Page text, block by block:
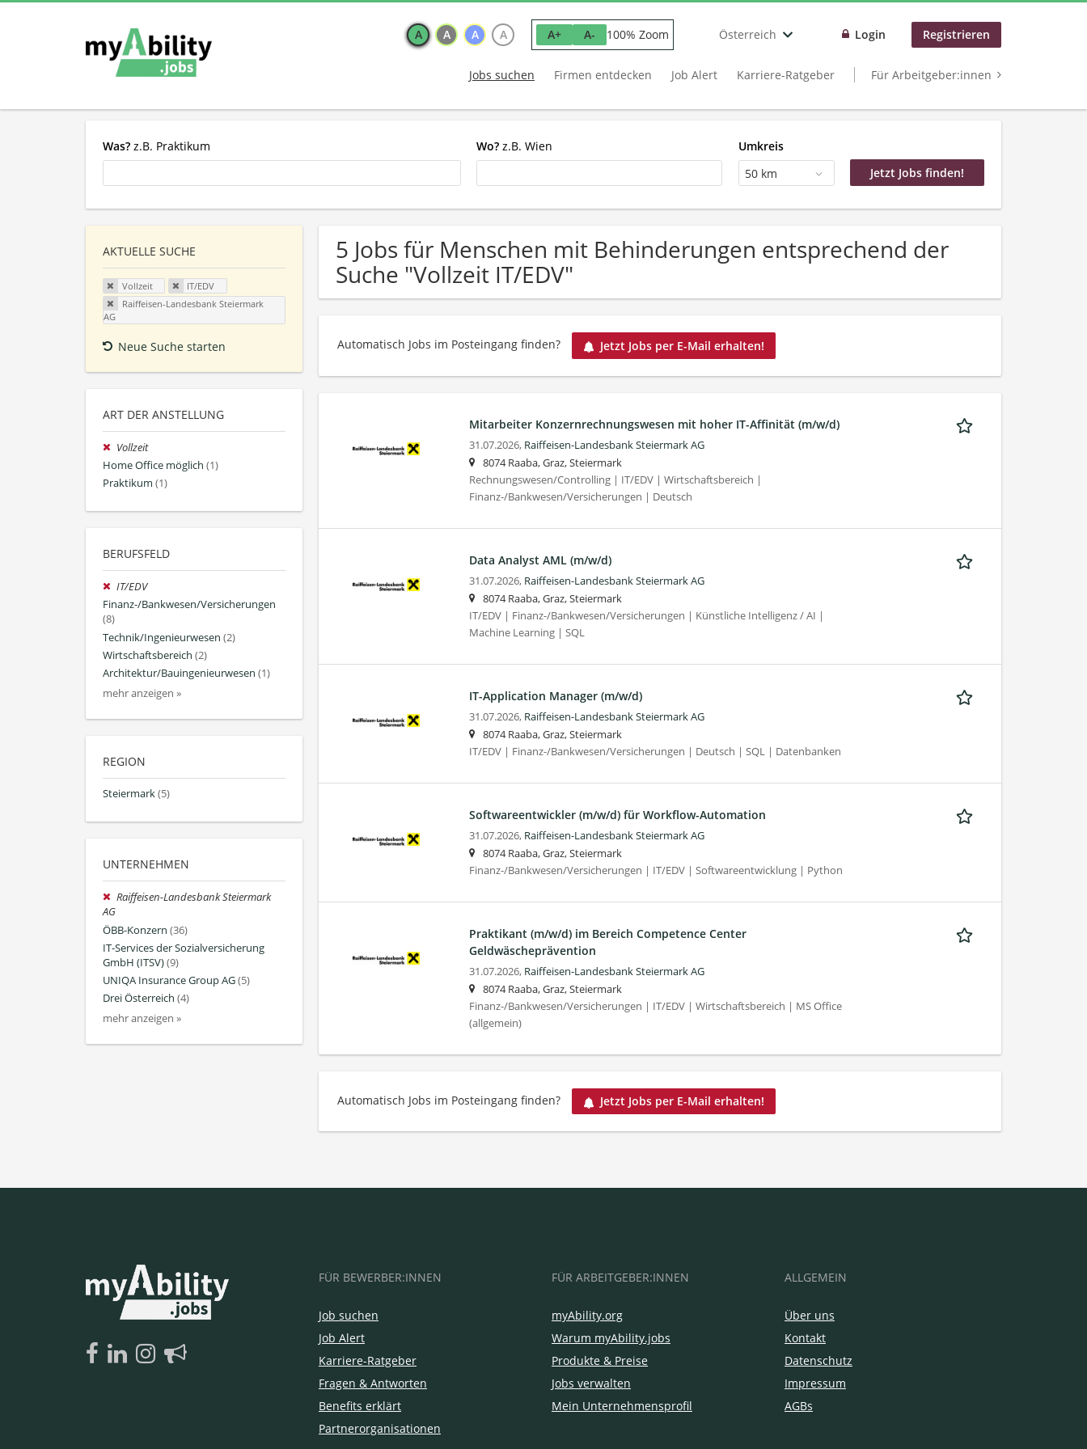
A A A A A+ A- 100% Zoom Österreich Login Registrieren
Jobs suchen Firmen entdecken Job Alert Karriere-Ratgeber Für Arbeitgeber:innen
Was? z.B. Praktikum Wo? z.B. Wien
Umkreis
50 km
AKTUELLE SUCHE
Vollzeit
IT/EDV
Raiffeisen-Landesbank Steiermark
AG
Neue Suche starten
ART DER ANSTELLUNG
Vollzeit
Home Office möglich (1)
Praktikum (1)
BERUFSFELD
IT/EDV
Finanz-/Bankwesen/Versicherungen
(8)
Technik/Ingenieurwesen (2)
Wirtschaftsbereich (2)
Architektur/Bauingenieurwesen (1)
mehr anzeigen »
REGION
Steiermark(5)
UNTERNEHMEN
Raiffeisen-Landesbank Steiermark
AG
ÖBB-Konzern (36)
IT-Services der Sozialversicherung
GmbH (ITSV)(9)
UNIQA Insurance Group AG(5)
Drei Österreich (4)
mehr anzeigen »
5 Jobs für Menschen mit Behinderungen entsprechend der
Suche "Vollzeit IT/EDV"
Automatisch Jobs im Posteingang finden? Jetzt Jobs per E-Mail erhalten!
Mitarbeiter Konzernrechnungswesen mit hoher IT-Affinität (m/w/d)
31.07.2026, Raiffeisen-Landesbank Steiermark AG
8074 Raaba, Graz, Steiermark
Rechnungswesen/Controlling | IT/EDV | Wirtschaftsbereich |
Finanz-/Bankwesen/Versicherungen | Deutsch
Data Analyst AML (m/w/d)
31.07.2026, Raiffeisen-Landesbank Steiermark AG
8074 Raaba, Graz, Steiermark
IT/EDV | Finanz-/Bankwesen/Versicherungen | Künstliche Intelligenz / AI |
Machine Learning | SQL
IT-Application Manager (m/w/d)
31.07.2026, Raiffeisen-Landesbank Steiermark AG
8074 Raaba, Graz, Steiermark
IT/EDV | Finanz-/Bankwesen/Versicherungen | Deutsch | SQL | Datenbanken
Softwareentwickler (m/w/d) für Workflow-Automation
31.07.2026, Raiffeisen-Landesbank Steiermark AG
8074 Raaba, Graz, Steiermark
Finanz-/Bankwesen/Versicherungen | IT/EDV | Softwareentwicklung | Python
Praktikant (m/w/d) im Bereich Competence Center
Geldwäscheprävention
31.07.2026, Raiffeisen-Landesbank Steiermark AG
8074 Raaba, Graz, Steiermark
Finanz-/Bankwesen/Versicherungen | IT/EDV | Wirtschaftsbereich | MS Office
(allgemein)
Automatisch Jobs im Posteingang finden? Jetzt Jobs per E-Mail erhalten!
FÜR BEWERBER:INNEN
Job suchen
Job Alert
Karriere-Ratgeber
Fragen & Antworten
Benefits erklärt
Partnerorganisationen
FÜR ARBEITGEBER:INNEN
myAbility.org
Warum myAbility.jobs
Produkte & Preise
Jobs verwalten
Mein Unternehmensprofil
ALLGEMEIN
Über uns
Kontakt
Datenschutz
Impressum
AGBs